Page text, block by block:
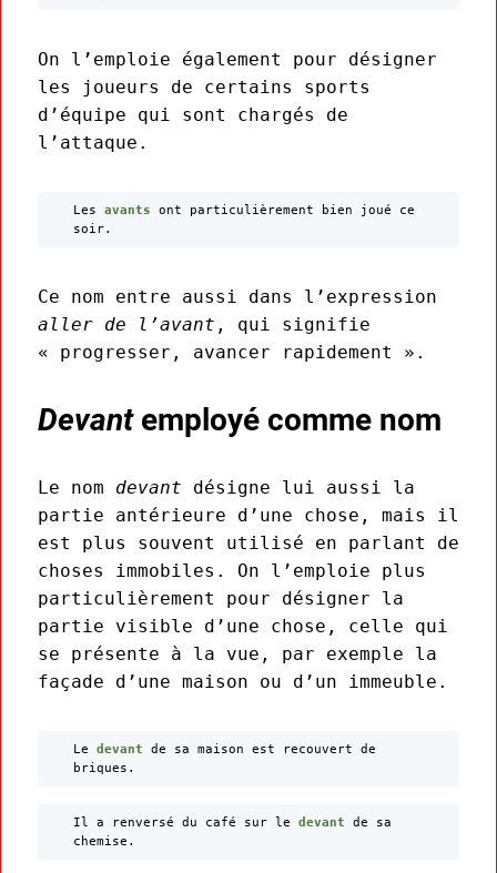
On l’emploie également pour désigner
les joueurs de certains sports
d’équipe qui sont chargés de
l’attaque.
Les avants ont particulièrement bien joué ce
soir.
Ce nom entre aussi dans l’expression
aller de l’avant , qui signifie
« progresser, avancer rapidement ».
Devantemployé comme nom
Le nom devant désigne lui aussi la
partie antérieure d’une chose, mais il
est plus souvent utilisé en parlant de
choses immobiles. On l’emploie plus
particulièrement pour désigner la
partie visible d’une chose, celle qui
se présente à la vue, par exemple la
façade d’une maison ou d’un immeuble.
Le devant de sa maison est recouvert de
briques.
Il a renversé du café sur le devant de sa
chemise.